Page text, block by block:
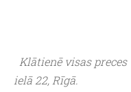
Klātienē visas
ielā 22, Rīgā.